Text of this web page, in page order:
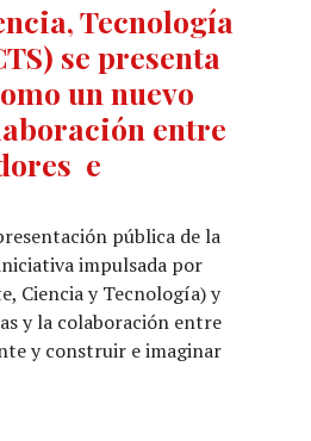
Tecnología
se presenta
un nuevo
entre
e
pública de la
impulsada por
Ciencia y Tecnología) y
y la colaboración entre
y construir e imaginar
y Sociedad (Red ACTS) se